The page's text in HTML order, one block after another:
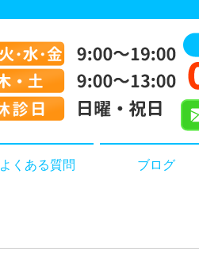
よくある質問 ブログ